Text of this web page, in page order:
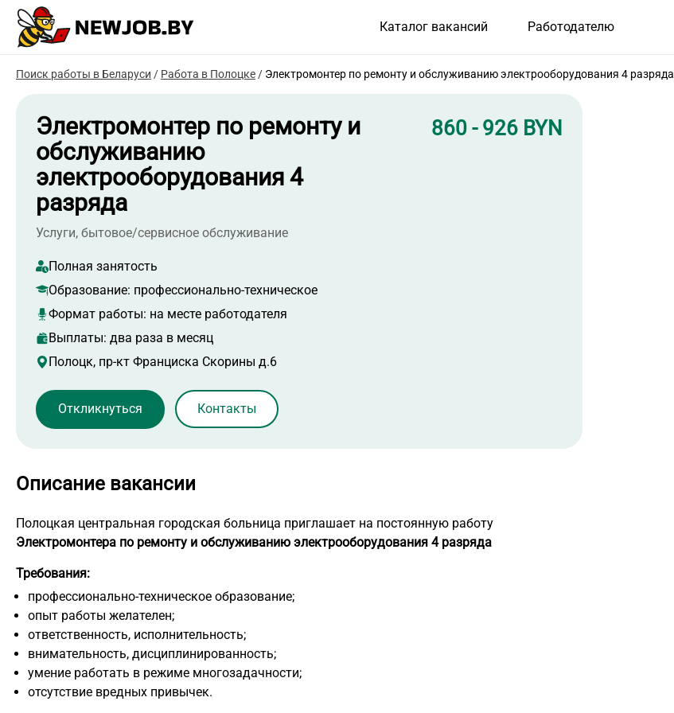
Каталог вакансий Работодателю
Поиск работы в Беларуси / Работа в Полоцке/ Электромонтер по ремонту и обслуживанию электрооборудования 4 разряда
Электромонтер по ремонту и
обслуживанию
электрооборудования 4
разряда
860 - 926 BYN
Услуги, бытовое/сервисное обслуживание
Полная занятость
Образование: профессионально-техническое
Формат работы: на месте работодателя
Выплаты: два раза в месяц
Полоцк, пр-кт Франциска Скорины д.6
Контакты
Описание вакансии
Полоцкая центральная городская больница приглашает на постоянную работу
Электромонтера по ремонту и обслуживанию электрооборудования 4 разряда
Требования:
профессионально-техническое образование;
опыт работы желателен;
ответственность, исполнительность;
внимательность, дисциплинированность;
умение работать в режиме многозадачности;
отсутствие вредных привычек.